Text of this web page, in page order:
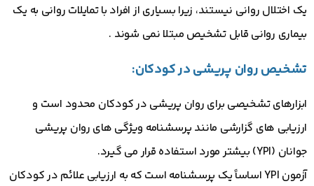
یک اختلال روانی نیستند، زیرا بسیاری از افراد با تمایلات روانی به یک
بیماری روانی قابل تشخیص مبتلا نمی شوند .
تشخیص روان پریشی در کودکان:
ابزارهای تشخیصی برای روان پریشی در کودکان محدود است و
ارزیابی های گزارشی مانند پرسشنامه ویژگی های روان پریشی
جوانان (YPI) بیشتر مورد استفاده قرار می گیرد.
آزمون YPI اساساً یک پرسشنامه است که به ارزیابی علائم در کودکان